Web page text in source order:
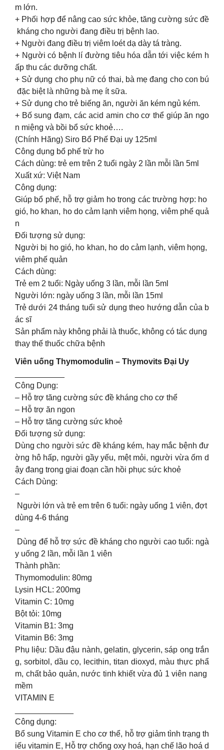
m lớn.
+ Phối hợp để nâng cao sức khỏe, tăng cường sức đề
kháng cho người đang điều trị bệnh lao.
+ Người đang điều trị viêm loét dạ dày tá tràng.
+ Người có bệnh lí đường tiêu hóa dẫn tới việc kém h
ấp thu các dưỡng chất.
+ Sử dụng cho phụ nữ có thai, bà mẹ đang cho con bú
đặc biệt là những bà mẹ ít sữa.
+ Sử dụng cho trẻ biếng ăn, người ăn kém ngủ kém.
+ Bố sung đạm, các acid amin cho cơ thể giúp ăn ngo
n miệng và bồi bổ sức khoẻ….
(Chính Hãng) Siro Bổ Phế Đại uy 125ml
Công dụng bổ phế trừ ho
Cách dùng: trẻ em trên 2 tuổi ngày 2 lần mỗi lần 5ml
Xuất xứ: Việt Nam
Công dụng:
Giúp bổ phế, hỗ trợ giảm ho trong các trường hợp: ho
gió, ho khan, ho do cảm lạnh viêm họng, viêm phế quả
n
Đối tượng sử dụng:
Người bị ho gió, ho khan, ho do cảm lạnh, viêm họng,
viêm phế quản
Cách dùng:
Trẻ em 2 tuổi: Ngày uống 3 lần, mỗi lần 5ml
Người lớn: ngày uống 3 lần, mỗi lần 15ml
Trẻ dưới 24 tháng tuổi sử dụng theo hướng dẫn của b
ác sĩ
Sản phẩm này không phải là thuốc, không có tác dụng
thay thế thuốc chữa bệnh
Viên uống Thymomodulin – Thymovits Đại Uy
Công Dụng:
– Hỗ trợ tăng cường sức đề kháng cho cơ thể
– Hỗ trợ ăn ngon
– Hỗ trợ tăng cường sức khoẻ
Đối tượng sử dụng:
Dùng cho người sức đề kháng kém, hay mắc bệnh đư
ờng hô hấp, người gầy yếu, mệt mỏi, người vừa ốm d
ậy đang trong giai đoạn cần hồi phục sức khoẻ
Cách Dùng:
–
Người lớn và trẻ em trên 6 tuổi: ngày uống 1 viên, đợt
dùng 4-6 tháng
–
Dùng để hỗ trợ sức đề kháng cho người cao tuổi: ngà
y uống 2 lần, mỗi lần 1 viên
Thành phần:
Thymomodulin: 80mg
Lysin HCL: 200mg
Vitamin C: 10mg
Bột tỏi: 10mg
Vitamin B1: 3mg
Vitamin B6: 3mg
Phụ liệu: Dầu đậu nành, gelatin, glycerin, sáp ong trắn
g, sorbitol, dầu cọ, lecithin, titan dioxyd, màu thực phẩ
m, chất bảo quản, nước tinh khiết vừa đủ 1 viên nang
mềm
VITAMIN E
Công dụng:
Bổ sung Vitamin E cho cơ thể, hỗ trợ giảm tình trạng th
iếu vitamin E, Hỗ trợ chống oxy hoá, hạn chế lão hoá d